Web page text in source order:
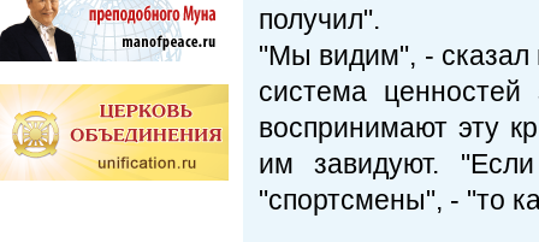
получил".
"Мы видим", - сказал
система
воспринимают эту
им завидуют.
"спортсмены", - "то